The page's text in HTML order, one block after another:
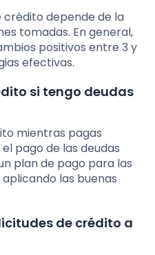
crédito depende de la
tomadas. En general,
positivos entre 3 y
efectivas.
si tengo deudas
mientras pagas
pago de las deudas
plan de pago para las
las buenas
de crédito a